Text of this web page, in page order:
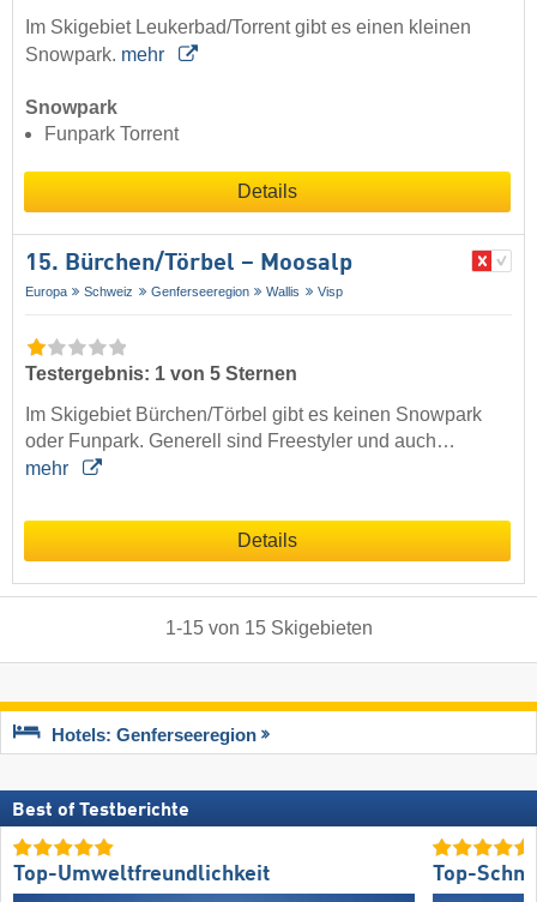
Im Skigebiet Leukerbad/Torrent gibt es einen kleinen
Snowpark. mehr
Snowpark
Funpark Torrent
Details
15. Bürchen/​Törbel – Moosalp
Europa Schweiz Genferseeregion Wallis Visp
Testergebnis: 1 von 5 Sternen
Im Skigebiet Bürchen/Törbel gibt es keinen Snowpark
oder Funpark. Generell sind Freestyler und auch…
mehr
Details
1-15von 15 Skigebieten
Hotels: Genferseeregion
Best of Testberichte
Top-Umweltfreundlichkeit Top-